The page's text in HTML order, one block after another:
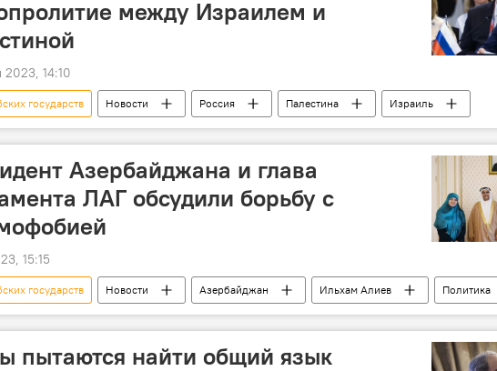
между Израилем и
2023, 14:10
государств Новости Россия Палестина
Израиль
Политика
Азербайджана и глава
ЛАГ обсудили борьбу с
15:15
государств Новости Азербайджан Ильхам Алиев Политика
пытаются найти общий язык